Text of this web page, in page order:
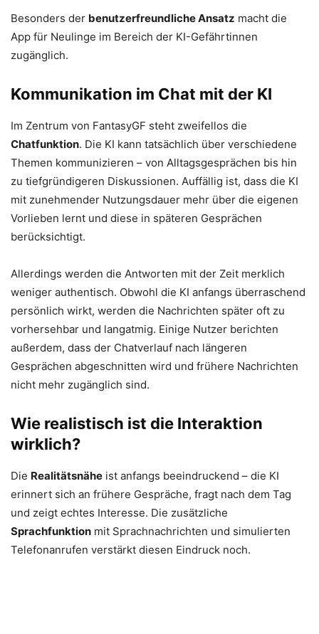
Besonders der benutzerfreundliche Ansatz macht die
App für Neulinge im Bereich der KI-Gefährtinnen
zugänglich.
Kommunikation im Chat mit der KI
Im Zentrum von FantasyGF steht zweifellos die
Chatfunktion. Die KI kann tatsächlich über verschiedene
Themen kommunizieren – von Alltagsgesprächen bis hin
zu tiefgründigeren Diskussionen. Auffällig ist, dass die KI
mit zunehmender Nutzungsdauer mehr über die eigenen
Vorlieben lernt und diese in späteren Gesprächen
berücksichtigt.
Allerdings werden die Antworten mit der Zeit merklich
weniger authentisch. Obwohl die KI anfangs überraschend
persönlich wirkt, werden die Nachrichten später oft zu
vorhersehbar und langatmig. Einige Nutzer berichten
außerdem, dass der Chatverlauf nach längeren
Gesprächen abgeschnitten wird und frühere Nachrichten
nicht mehr zugänglich sind.
Wie realistisch ist die Interaktion
wirklich?
Die Realitätsnähe ist anfangs beeindruckend – die KI
erinnert sich an frühere Gespräche, fragt nach dem Tag
und zeigt echtes Interesse. Die zusätzliche
Sprachfunktion mit Sprachnachrichten und simulierten
Telefonanrufen verstärkt diesen Eindruck noch.